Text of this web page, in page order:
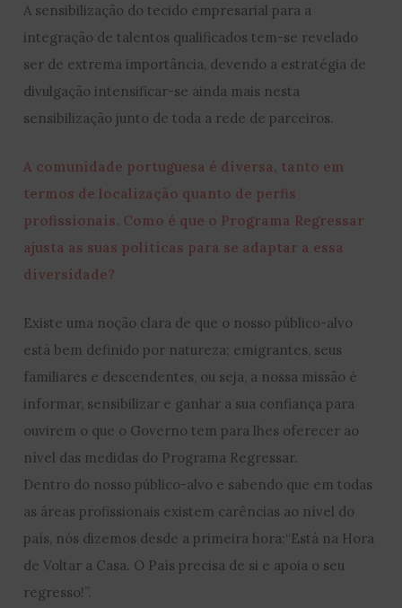
A sensibilização do tecido empresarial para a
integração de talentos qualificados tem-se revelado
ser de extrema importância, devendo a estratégia de
divulgação intensificar-se ainda mais nesta
sensibilização junto de toda a rede de parceiros.
A comunidade portuguesa é diversa, tanto em
termos de localização quanto de perfis
profissionais. Como é que o Programa Regressar
ajusta as suas políticas para se adaptar a essa
diversidade?
Existe uma noção clara de que o nosso público-alvo
está bem definido por natureza; emigrantes, seus
familiares e descendentes, ou seja, a nossa missão é
informar, sensibilizar e ganhar a sua confiança para
ouvirem o que o Governo tem para lhes oferecer ao
nível das medidas do Programa Regressar.
Dentro do nosso público-alvo e sabendo que em todas
as áreas profissionais existem carências ao nível do
país, nós dizemos desde a primeira hora:“Está na Hora
de Voltar a Casa. O País precisa de si e apoia o seu
regresso!”.